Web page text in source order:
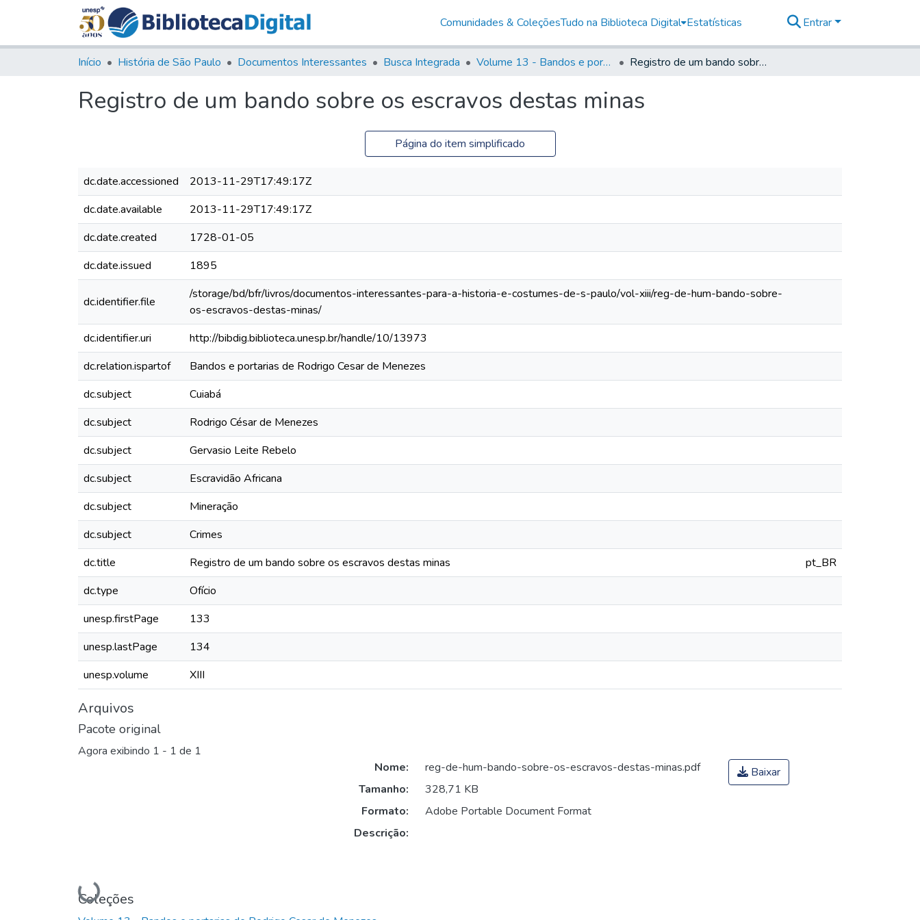
Comunidades & ColeçõesTudo na Biblioteca Digital Estatísticas Entrar
Início História de São Paulo Documentos Interessantes Busca Integrada Volume 13 - Bandos e portarias de Rodrigo Cesar de Menezes Registro de um bando sobre os escravos destas minas
Registro de um bando sobre os escravos destas minas
Página do item simplificado
dc.date.accessioned
2013-11-29T17:49:17Z
dc.date.available
2013-11-29T17:49:17Z
dc.date.created
1728-01-05
dc.date.issued
1895
dc.identifier.file
/storage/bd/bfr/livros/documentos-interessantes-para-a-historia-e-costumes-de-s-paulo/vol-xiii/reg-de-hum-bando-sobre-
os-escravos-destas-minas/
dc.identifier.uri
http://bibdig.biblioteca.unesp.br/handle/10/13973
dc.relation.ispartof
Bandos e portarias de Rodrigo Cesar de Menezes
dc.subject
Cuiabá
dc.subject
Rodrigo César de Menezes
dc.subject
Gervasio Leite Rebelo
dc.subject
Escravidão Africana
dc.subject
Mineração
dc.subject
Crimes
dc.title
Registro de um bando sobre os escravos destas minas
pt_BR
dc.type
Ofício
unesp.firstPage
133
unesp.lastPage
134
unesp.volume
XIII
Arquivos
Pacote original
Agora exibindo 1 - 1 de 1
Carregando...
Nome:
reg-de-hum-bando-sobre-os-escravos-destas-minas.pdf
Tamanho:
328,71 KB
Formato:
Adobe Portable Document Format
Descrição:
Baixar
Coleções